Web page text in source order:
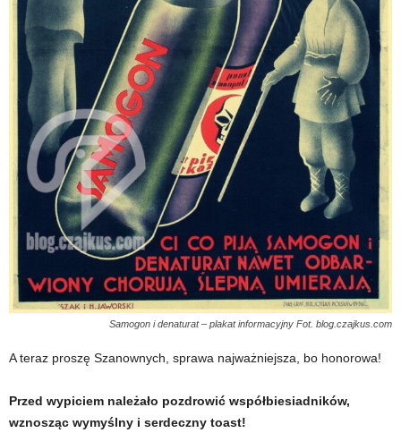
Samogon i denaturat – plakat informacyjny Fot. blog.czajkus.com
A teraz proszę Szanownych, sprawa najważniejsza, bo honorowa!
Przed wypiciem należało pozdrowić współbiesiadników,
wznosząc wymyślny i serdeczny toast!